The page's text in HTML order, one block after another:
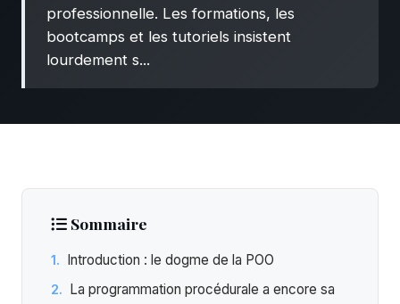
professionnelle. Les formations, les
bootcamps et les tutoriels insistent
lourdement s...
Sommaire
Introduction : le dogme de la POO
La programmation procédurale a encore sa